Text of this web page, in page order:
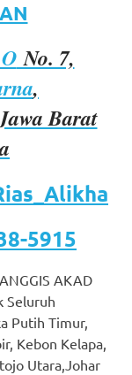
No. 7,
,
Barat
5915
AKAD
Seluruh
Putih Timur,
Kebon Kelapa,
Utara,Johar